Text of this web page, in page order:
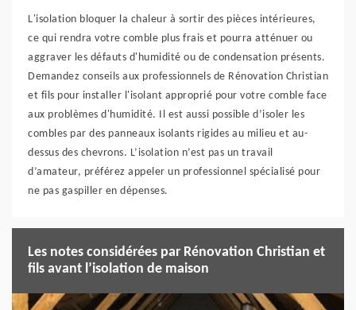
L'isolation bloquer la chaleur à sortir des pièces intérieures,
ce qui rendra votre comble plus frais et pourra atténuer ou
aggraver les défauts d'humidité ou de condensation présents.
Demandez conseils aux professionnels de Rénovation Christian
et fils pour installer l'isolant approprié pour votre comble face
aux problèmes d'humidité. Il est aussi possible d’isoler les
combles par des panneaux isolants rigides au milieu et au-
dessus des chevrons. L’isolation n’est pas un travail
d’amateur, préférez appeler un professionnel spécialisé pour
ne pas gaspiller en dépenses.
Les notes considérées par Rénovation Christian et
fils avant l’isolation de maison